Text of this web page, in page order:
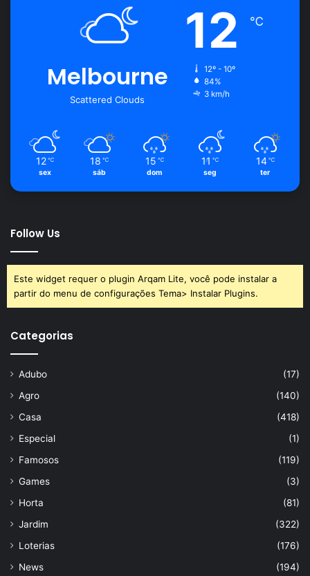
Melbourne
Scattered Clouds
12 ℃
12º - 10º
84%
3 km/h
12 ℃
sex
18 ℃
sáb
15 ℃
dom
11 ℃
seg
14 ℃
ter
Follow Us
Este widget requer o plugin Arqam Lite, você pode instalar a
partir do menu de configurações Tema> Instalar Plugins.
Categorias
Adubo
(17)
Agro
(140)
Casa
(418)
Especial
(1)
Famosos
(119)
Games
(3)
Horta
(81)
Jardim
(322)
Loterias
(176)
News
(194)